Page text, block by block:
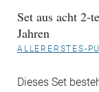
Set aus acht 2-
Jahren
ALLERERSTES-
Dieses Set